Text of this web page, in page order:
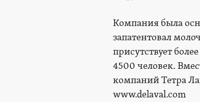
Компания была
запатентовал
присутствует
4500 человек.
компаний Тетра
www.delaval.com